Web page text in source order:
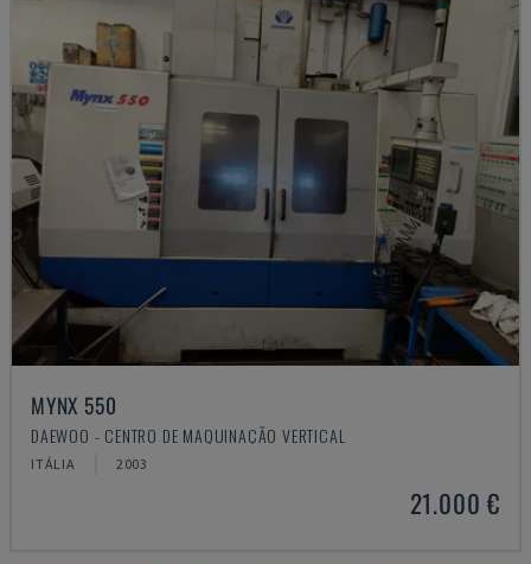
MYNX 550
DAEWOO - CENTRO DE MAQUINAÇÃO VERTICAL
ITÁLIA 2003
21.000 €